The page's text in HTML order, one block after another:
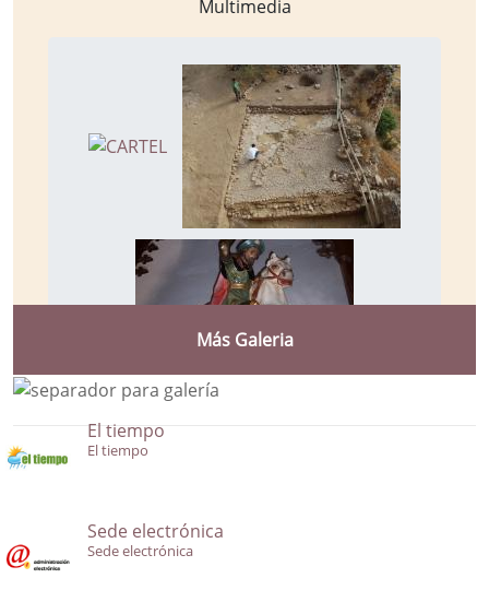
Multimedia
Más Galeria
El tiempo
El tiempo
Sede electrónica
Sede electrónica